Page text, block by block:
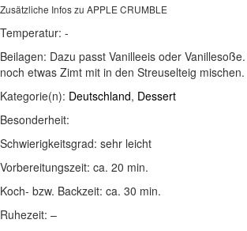
Zusätzliche Infos zu APPLE CRUMBLE
Temperatur: -
Beilagen: Dazu passt Vanilleeis oder
noch etwas Zimt mit in den Streuselteig mischen.
Kategorie(n): Deutschland, Dessert
Besonderheit:
Schwierigkeitsgrad: sehr leicht
Vorbereitungszeit: ca. 20 min.
Koch- bzw. Backzeit: ca. 30 min.
Ruhezeit: –